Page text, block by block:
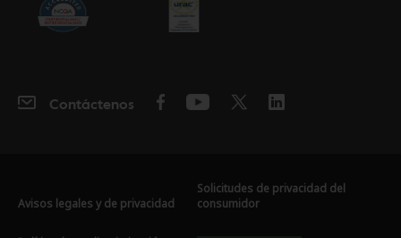
Contáctenos
Avisos legales y de privacidad
Solicitudes de privacidad del
consumidor